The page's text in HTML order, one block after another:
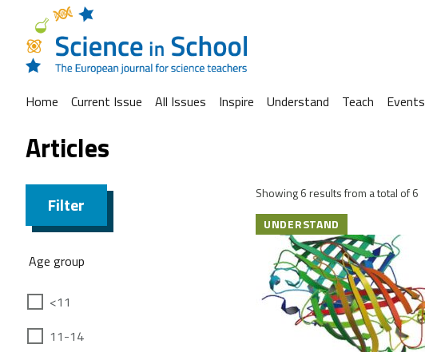
Home Current Issue All Issues Inspire Understand Teach Events
Articles
Filter
Age group
<11
11-14
Showing 6 results from a total of 6
UNDERSTAND